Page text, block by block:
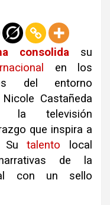
consolida su
en los
del entorno
Castañeda
la televisión
que inspira a
Sutalento local
de la
con un sello